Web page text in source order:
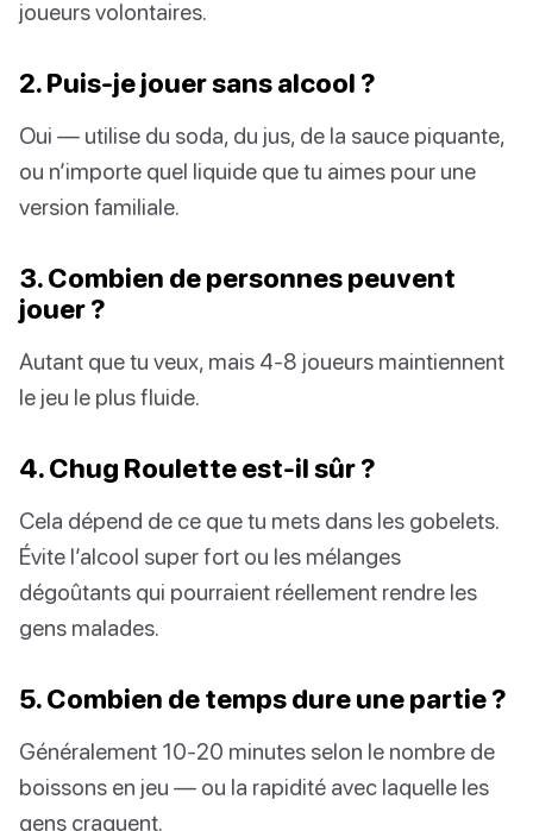
joueurs volontaires.
2. Puis-je jouer sans alcool ?
Oui — utilise du soda, du jus, de la sauce piquante,
ou n’importe quel liquide que tu aimes pour une
version familiale.
3. Combien de personnes peuvent
jouer ?
Autant que tu veux, mais 4-8 joueurs maintiennent
le jeu le plus fluide.
4. Chug Roulette est-il sûr ?
Cela dépend de ce que tu mets dans les gobelets.
Évite l’alcool super fort ou les mélanges
dégoûtants qui pourraient réellement rendre les
gens malades.
5. Combien de temps dure une partie ?
Généralement 10-20 minutes selon le nombre de
boissons en jeu — ou la rapidité avec laquelle les
gens craquent.